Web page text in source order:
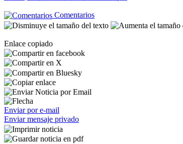
Comentarios
Enlace copiado
Enviar por e-mail
Enviar mensaje privado